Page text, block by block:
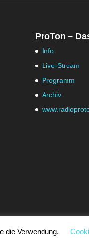
ProTon –
Info
Live-Stream
Programm
Archiv
die Verwendung.